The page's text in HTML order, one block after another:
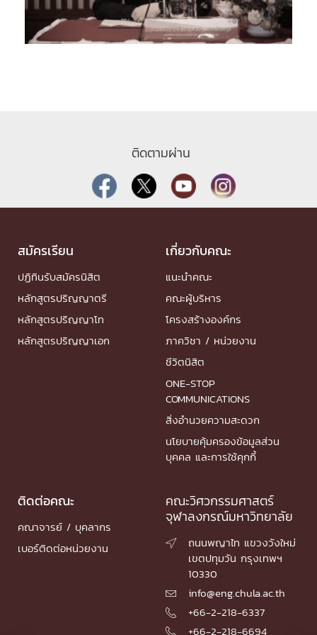
ติดตามผ่าน
สมัครเรียน
ปฏิทินรับสมัครนิสิต
หลักสูตรปริญญาตรี
หลักสูตรปริญญาโท
หลักสูตรปริญญาเอก
เกี่ยวกับคณะ
แนะนำคณะ
คณะผู้บริหาร
โครงสร้างองค์กร
ภาควิชา / หน่วยงาน
ชีวิตนิสิต
ONE-STOP
COMMUNICATIONS
สิ่งอำนวยความสะดวก
นโยบายคุ้มครองข้อมูลส่วน
บุคคล และการใช้คุกกี้
ติดต่อคณะ
คณาจารย์ / บุคลากร
เบอร์ติดต่อหน่วยงาน
คณะวิศวกรรมศาสตร์
จุฬาลงกรณ์มหาวิทยาลัย

ถนนพญาไท แขวงวังใหม่
เขตปทุมวัน กรุงเทพฯ
10330
 info@eng.chula.ac.th
 +66-2-218-6337
 +66-2-218-6694